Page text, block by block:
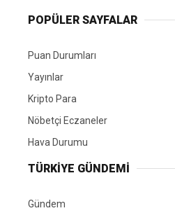
POPÜLER SAYFALAR
Puan Durumları
Yayınlar
Kripto Para
Nöbetçi Eczaneler
Hava Durumu
TÜRKIYE GÜNDEMI
Gündem